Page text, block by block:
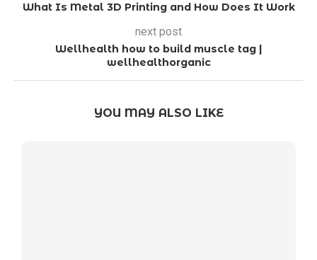
What Is Metal 3D Printing and How Does It Work
next post
Wellhealth how to build muscle tag |
wellhealthorganic
YOU MAY ALSO LIKE